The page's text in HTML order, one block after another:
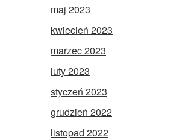
maj 2023
kwiecień 2023
marzec 2023
luty 2023
styczeń 2023
grudzień 2022
listopad 2022